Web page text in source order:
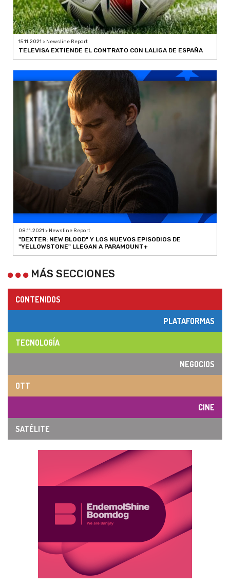
15.11.2021 > Newsline Report
TELEVISA EXTIENDE EL CONTRATO CON LALIGA DE ESPAÑA
08.11.2021 > Newsline Report
"DEXTER: NEW BLOOD" Y LOS NUEVOS EPISODIOS DE
"YELLOWSTONE" LLEGAN A PARAMOUNT+
MÁS SECCIONES
CONTENIDOS
PLATAFORMAS
TECNOLOGÍA
NEGOCIOS
OTT
CINE
SATÉLITE